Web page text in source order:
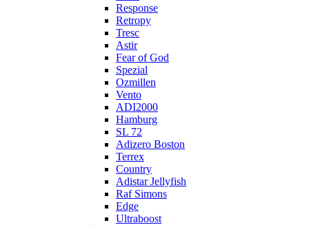
Response
Retropy
Tresc
Astir
Fear of God
Spezial
Ozmillen
Vento
ADI2000
Hamburg
SL 72
Adizero Boston
Terrex
Country
Adistar Jellyfish
Raf Simons
Edge
Ultraboost